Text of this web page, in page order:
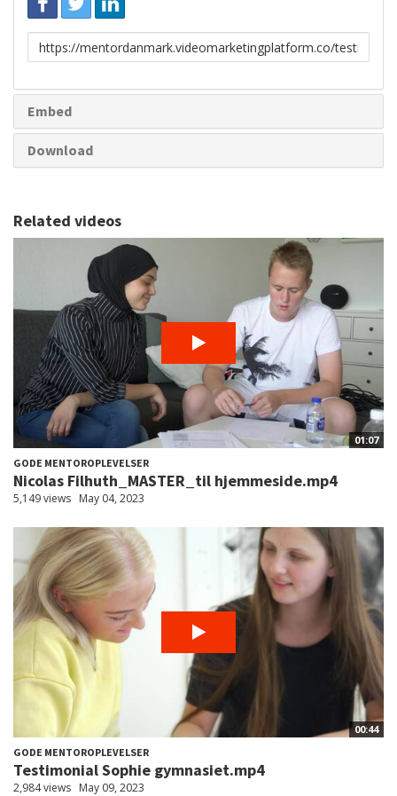
Link
to
Embed
Download
Related videos
01:07
GODE MENTOROPLEVELSER
Nicolas Filhuth_MASTER_til hjemmeside.mp4
5,149 views May 04, 2023
00:44
GODE MENTOROPLEVELSER
Testimonial Sophie gymnasiet.mp4
2,984 views May 09, 2023